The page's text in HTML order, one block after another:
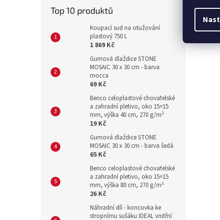
Top 10 produktů
Koupací sud na otužování
plastový 750 L
1 869 Kč
Gumová dlaždice STONE
MOSAIC 30 x 30 cm - barva
mocca
69 Kč
Benco celoplastové chovatelské
a zahradní pletivo, oko 15×15
mm, výška 40 cm, 270 g/m²
19 Kč
Gumová dlaždice STONE
MOSAIC 30 x 30 cm - barva šedá
65 Kč
Benco celoplastové chovatelské
a zahradní pletivo, oko 15×15
mm, výška 80 cm, 270 g/m²
26 Kč
Náhradní díl - koncovka ke
stropnímu sušáku IDEAL vnitřní